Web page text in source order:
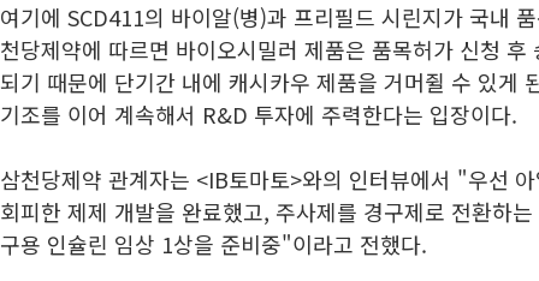
여기에 SCD411의 바이알(병)과 프리필드 시린지가 국내
천당제약에 따르면 바이오시밀러 제품은 품목허가 신청
되기 때문에 단기간 내에 캐시카우 제품을 거머쥘 수 있게
기조를 이어 계속해서 R&D 투자에 주력한다는 입장이다.
삼천당제약 관계자는 <IB토마토>와의 인터뷰에서 "우선
회피한 제제 개발을 완료했고, 주사제를 경구제로 전환하
구용 인슐린 임상 1상을 준비중"이라고 전했다.